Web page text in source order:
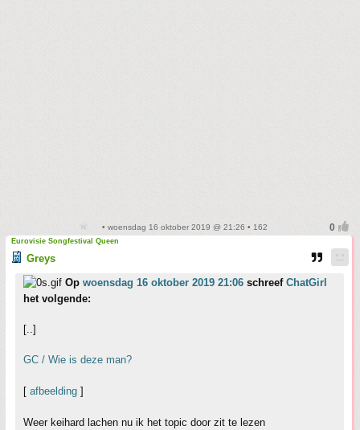
• woensdag 16 oktober 2019 @ 21:26 • 162
Eurovisie Songfestival Queen
Greys
Op woensdag 16 oktober 2019 21:06 schreef ChatGirl
het volgende:
[..]
GC / Wie is deze man?
[ afbeelding ]
Weer keihard lachen nu ik het topic door zit te lezen